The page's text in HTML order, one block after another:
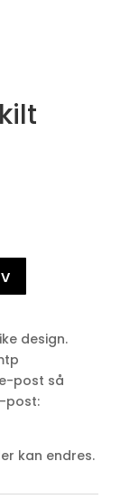
design.
post så
post:
kan endres.